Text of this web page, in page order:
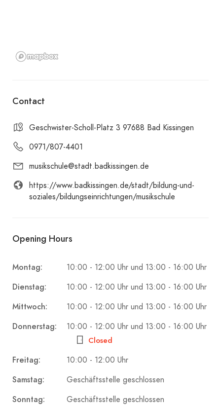
Contact
Geschwister-Scholl-Platz 3 97688 Bad Kissingen
0971/807-4401
musikschule@stadt.badkissingen.de
https://www.badkissingen.de/stadt/bildung-und-
soziales/bildungseinrichtungen/musikschule
Opening Hours
Montag: 10:00 - 12:00 Uhr und 13:00 - 16:00 Uhr
Dienstag: 10:00 - 12:00 Uhr und 13:00 - 16:00 Uhr
Mittwoch: 10:00 - 12:00 Uhr und 13:00 - 16:00 Uhr
Donnerstag:
10:00 - 12:00 Uhr und 13:00 - 16:00 Uhr
Closed
Freitag: 10:00 - 12:00 Uhr
Samstag: Geschäftsstelle geschlossen
Sonntag: Geschäftsstelle geschlossen